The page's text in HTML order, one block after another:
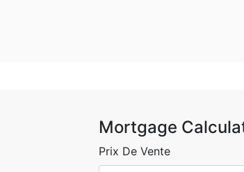
Mortgage
Prix De Vente